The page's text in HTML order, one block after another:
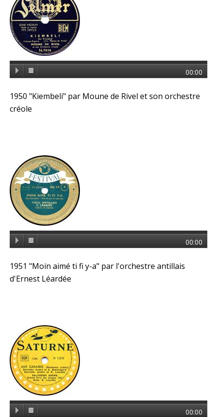
00:00
1950 "Kiembeli" par Moune de Rivel et son orchestre
créole
00:00
1951 "Moin aimé ti fi y-a" par l'orchestre antillais
d'Ernest Léardée
00:00